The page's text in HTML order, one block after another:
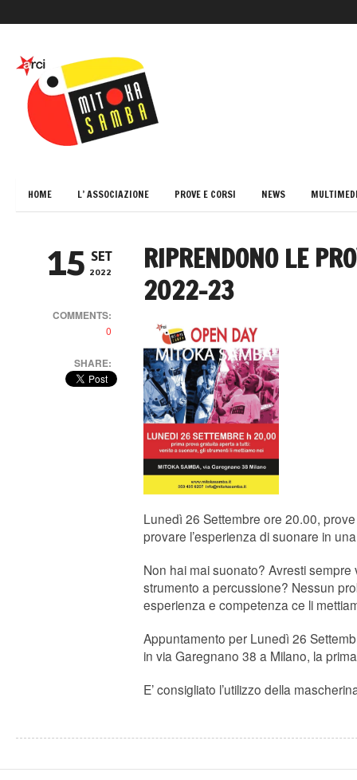
HOME L’ ASSOCIAZIONE PROVE E CORSI NEWS
15 SET
2022
COMMENTS:
0
SHARE:
RIPRENDONO LE
2022-23
Lunedì 26 Settembre ore 20.00,
provare l’esperienza di suonare in
Non hai mai suonato? Avresti
strumento a percussione? Nessun
esperienza e competenza ce li
Appuntamento per Lunedì 26
in via Garegnano 38 a Milano, la
E’ consigliato l’utilizzo della